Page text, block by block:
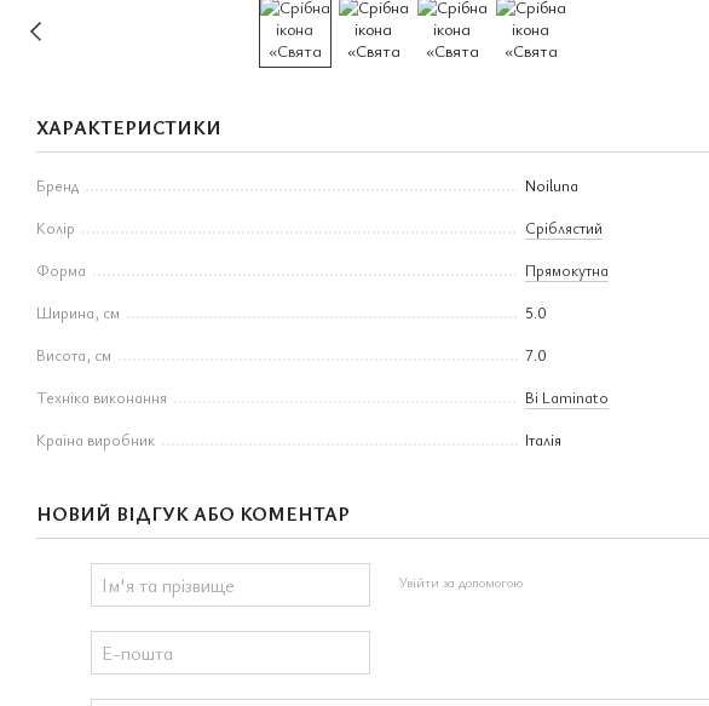
ХАРАКТЕРИСТИКИ
Бренд
Noiluna
Колір
Сріблястий
Форма
Прямокутна
Ширина, см
5.0
Висота, см
7.0
Техніка виконання
Bi Laminato
Країна виробник
Італія
НОВИЙ ВІДГУК АБО КОМЕНТАР
Увійти за допомогою